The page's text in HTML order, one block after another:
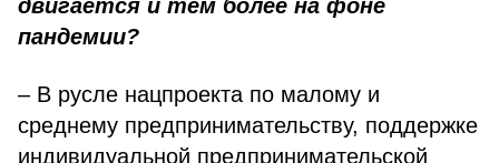
двигается и тем более на фоне
пандемии?
– В русле нацпроекта по малому и
среднему предпринимательству, поддержке
индивидуальной предпри­нимательской